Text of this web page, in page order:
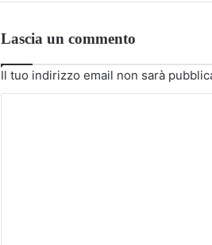
Lascia un commento
Il tuo indirizzo email non sarà